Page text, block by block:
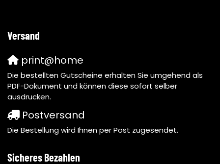
Versand
print@home
Die bestellten Gutscheine erhalten Sie umgehend als
PDF-Dokument und können diese sofort selber
ausdrucken.
Postversand
Die Bestellung wird Ihnen per Post zugesendet.
Sicheres Bezahlen